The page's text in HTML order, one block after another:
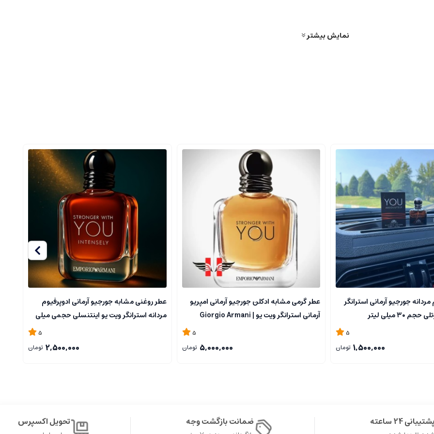
طولانی مدت را ایجاد می کنند.
نفس بالا. رایحه ای مرکب از عناصر گلی، چوبی و مرکبات است که ترکیبی از خلاقیت و قدرت را در خود جای داده.
به نفس را در او تقویت می نماید.
نمایش بیشتر
جورجیو آرمانی استرانگر
میلی لیتر
5
1,500,000 تومان
عطر گرمی مشابه ادکلن جورجیو آرمانی امپریو
آرمانی استرانگر ویت یو | Giorgio Armani
5
5,000,000 تومان
عطر روغنی مشابه جورجیو آرمانی ادوپرفیوم
مردانه استرانگر ویت یو اینتنسلی حجمی میلی
5
2,500,000 تومان
پشتیبانی 24 ساعته ضمانت بازگشت وجه تحویل اکسپرس